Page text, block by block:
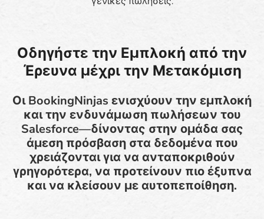
Οδηγήστε την Εμπλοκή από την
Έρευνα μέχρι την Μετακόμιση
Οι BookingNinjas ενισχύουν την εμπλοκή
και την ενδυνάμωση πωλήσεων του
Salesforce—δίνοντας στην ομάδα σας
άμεση πρόσβαση στα δεδομένα που
χρειάζονται για να ανταποκριθούν
γρηγορότερα, να προτείνουν πιο έξυπνα
και να κλείσουν με αυτοπεποίθηση.